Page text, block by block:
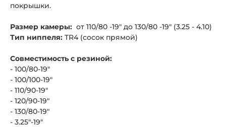
покрышки.
Размер камеры: от 110/80 -19" до 130/80 -19" (3.25 - 4.10)
Тип ниппеля: TR4 (сосок прямой)
Совместимость с резиной:
- 100/80-19"
- 100/100-19"
- 110/90-19"
- 120/90-19"
- 130/80-19"
- 3.25"-19"